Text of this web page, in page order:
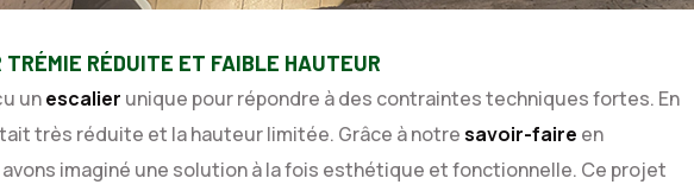
TRÉMIE RÉDUITE ET FAIBLE HAUTEUR
unescalier unique pour répondre à des contraintes techniques fortes. En
très réduite et la hauteur limitée. Grâce à notresavoir-faire en
avons imaginé une solution à la fois esthétique et fonctionnelle. Ce projet